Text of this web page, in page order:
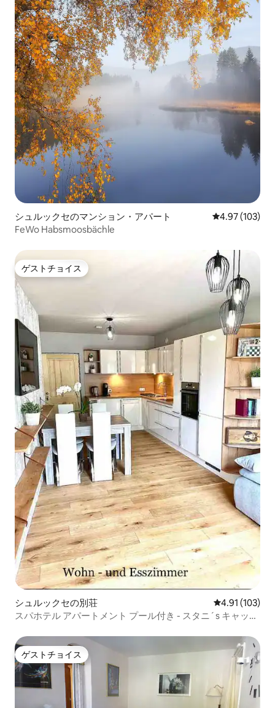
シュルックセのマンション・アパート レビュー103
4.97 (103)
FeWo Habsmoosbächle
ゲストチョイス
ゲストチョイス
シュルックセの別荘 レビュー103
4.91 (103)
スパホテル アパートメント プール付き - スタニ´s キャッス
ゲストチョイス
ゲストチョイス